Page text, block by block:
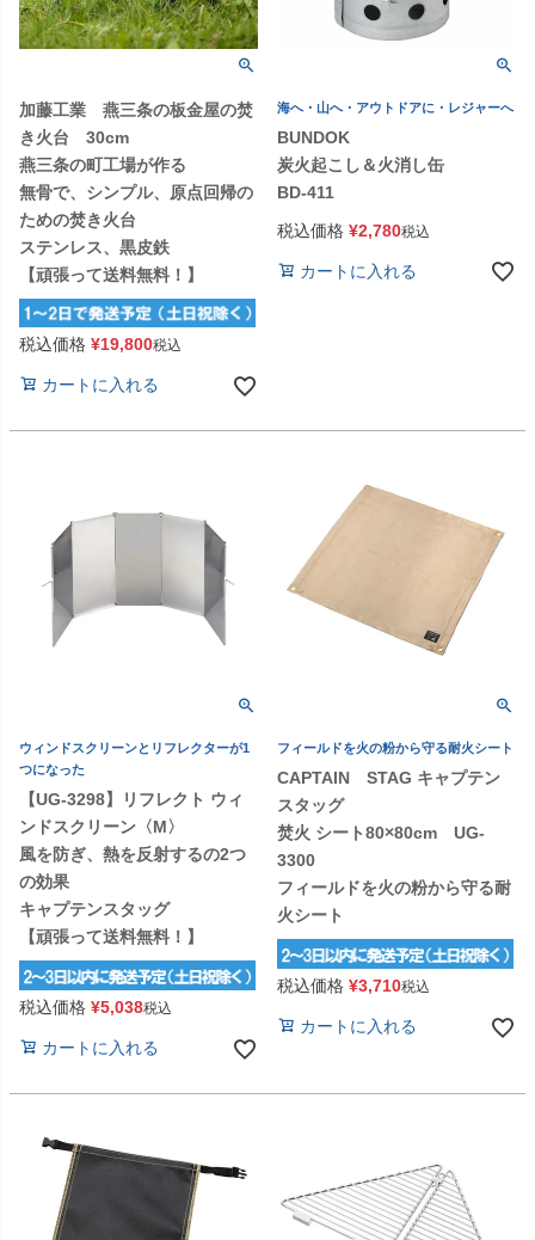
加藤工業 燕三条の板金屋の焚
き火台 30cm
燕三条の町工場が作る
無骨で、シンプル、原点回帰の
ための焚き火台
ステンレス、黒皮鉄
【頑張って送料無料！】
税込価格 ¥19,800税込
カートに入れる
海へ・山へ・アウトドアに・レジャーへ
BUNDOK
炭火起こし＆火消し缶
BD-411
税込価格 ¥2,780税込
カートに入れる
ウィンドスクリーンとリフレクターが1
つになった
【UG-3298】リフレクト ウィ
ンドスクリーン〈M〉
風を防ぎ、熱を反射するの2つ
の効果
キャプテンスタッグ
【頑張って送料無料！】
税込価格 ¥5,038税込
カートに入れる
フィールドを火の粉から守る耐火シート
CAPTAIN STAG キャプテン
スタッグ
焚火 シート80×80cm UG-
3300
フィールドを火の粉から守る耐
火シート
税込価格 ¥3,710税込
カートに入れる